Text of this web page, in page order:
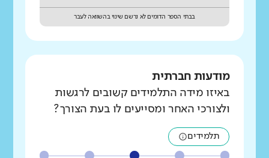
בבתי הספר הדומים לא נרשם שינוי בהשוואה לעבר
מודעות חברתית
באיזו מידה התלמידים קשובים לרגשות
ולצורכי האחר ומסייעים לו בעת הצורך?
תלמידים